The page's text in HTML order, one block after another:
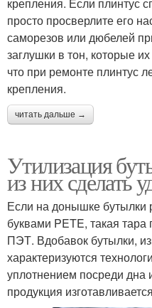
крепления. Если плинтус
просто просверлите его
саморезов или дюбелей
заглушки в тон, которые
что при ремонте плинтус
крепления.
читать дальше →
Утилизация
из них сделать
Если на донышке
буквами PETE, такая
ПЭТ. Вдобавок бутылки,
характеризуются
уплотнением посреди дна
продукция